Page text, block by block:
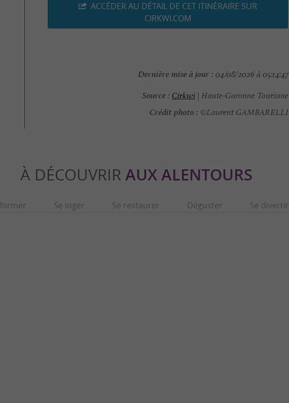
ACCÉDER AU DÉTAIL DE CET ITINÉRAIRE SUR
CIRKWI.COM
Dernière mise à jour : 04/08/2026 à 05:14:47
Source : Cirkwi| Haute-Garonne Tourisme
Crédit photo : ©Laurent GAMBARELLI
À DÉCOUVRIR AUX ALENTOURS
Se loger Se restaurer Déguster Se divertir